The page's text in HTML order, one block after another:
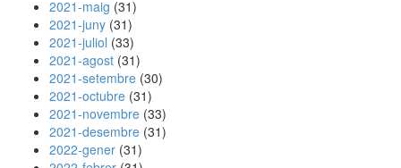
2021-maig (31)
2021-juny (31)
2021-juliol (33)
2021-agost (31)
2021-setembre (30)
2021-octubre (31)
2021-novembre (33)
2021-desembre (31)
2022-gener (31)